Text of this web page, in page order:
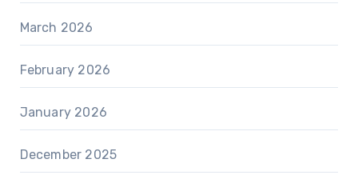
March 2026
February 2026
January 2026
December 2025